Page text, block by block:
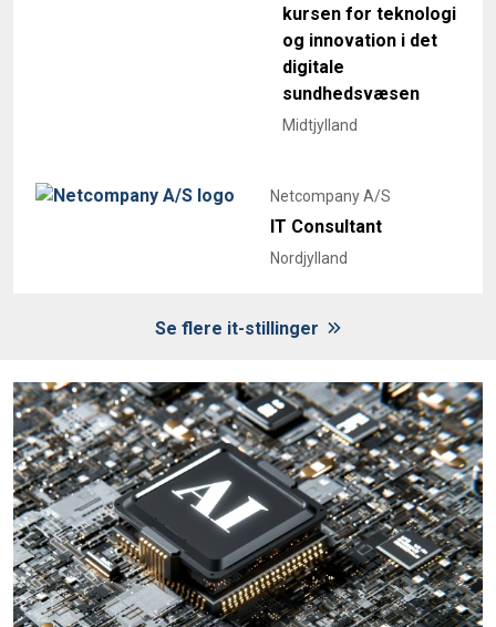
kursen for teknologi
og innovation i det
digitale
sundhedsvæsen
Midtjylland
Netcompany A/S
IT Consultant
Nordjylland
Se flere it-stillinger